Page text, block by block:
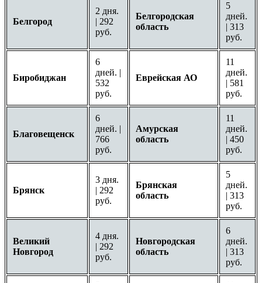
Белгород
2 дня.
| 292
руб.
Белгородская
область
5
дней.
| 313
руб.
Биробиджан
6
дней. |
532
руб.
Еврейская АО
11
дней.
| 581
руб.
Благовещенск
6
дней. |
766
руб.
Амурская
область
11
дней.
| 450
руб.
Брянск
3 дня.
| 292
руб.
Брянская
область
5
дней.
| 313
руб.
Великий
Новгород
4 дня.
| 292
руб.
Новгородская
область
6
дней.
| 313
руб.